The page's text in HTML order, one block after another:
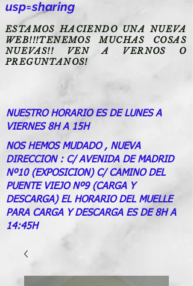
usp=sharing
ESTAMOS HACIENDO UNA NUEVA
WEB!!!TENEMOS MUCHAS COSAS
NUEVAS!! VEN A VERNOS O
PREGUNTANOS!
NUESTRO HORARIO ES DE LUNES A
VIERNES 8H A 15H
NOS HEMOS MUDADO , NUEVA
DIRECCION : C/ AVENIDA DE MADRID
Nº10 (EXPOSICION) C/ CAMINO DEL
PUENTE VIEJO Nº9 (CARGA Y
DESCARGA) EL HORARIO DEL MUELLE
PARA CARGA Y DESCARGA ES DE 8H A
14:45H